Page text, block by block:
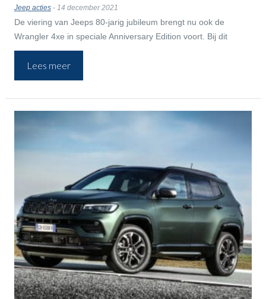
Jeep acties- 14 december 2021
De viering van Jeeps 80-jarig jubileum brengt nu ook de
Wrangler 4xe in speciale Anniversary Edition voort. Bij dit
model benadrukt Jeep de iconische kenmerken van de
terreinwagen.
Lees meer